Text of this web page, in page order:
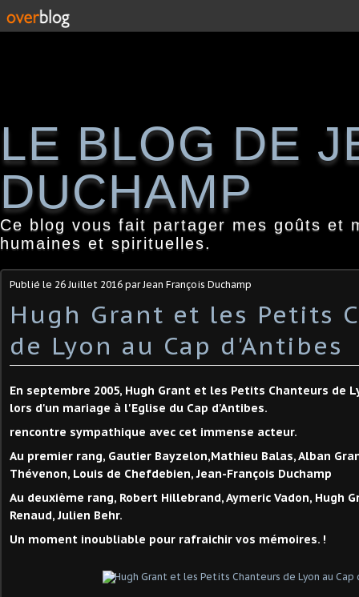
LE BLOG DE
DUCHAMP
Ce blog vous fait partager mes goûts et
humaines et spirituelles.
Publié le 26 Juillet 2016 par Jean François Duchamp
Hugh Grant et les Petits
de Lyon au Cap d'Antibes
En septembre 2005, Hugh Grant et les Petits Chanteurs de
lors d'un mariage à l'Eglise du Cap d'Antibes.
rencontre sympathique avec cet immense acteur.
Au premier rang, Gautier Bayzelon,Mathieu Balas, Alban
Thévenon, Louis de Chefdebien, Jean-François Duchamp
Au deuxième rang, Robert Hillebrand, Aymeric Vadon, Hugh
Renaud, Julien Behr.
Un moment inoubliable pour rafraichir vos mémoires. !